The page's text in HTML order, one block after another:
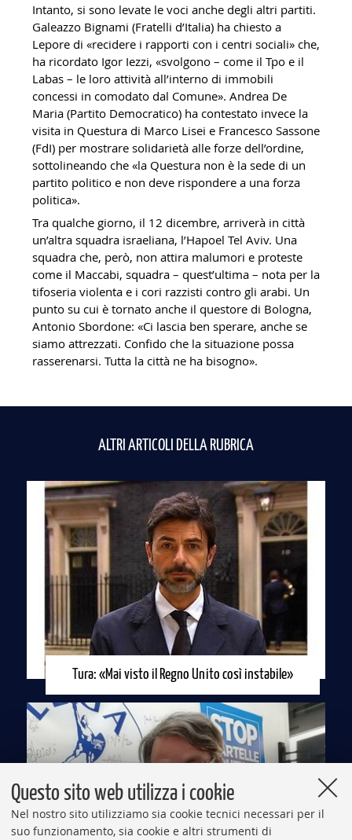
Questo sito web utilizza i cookie
Nel nostro sito utilizziamo sia cookie tecnici necessari per il
suo funzionamento, sia cookie e altri strumenti di
Intanto, si sono levate le voci anche degli altri partiti.
Galeazzo Bignami (Fratelli d’Italia) ha chiesto a
Lepore di «recidere i rapporti con i centri sociali» che,
ha ricordato Igor Iezzi, «svolgono – come il Tpo e il
Labas – le loro attività all’interno di immobili
concessi in comodato dal Comune». Andrea De
Maria (Partito Democratico) ha contestato invece la
visita in Questura di Marco Lisei e Francesco Sassone
(FdI) per mostrare solidarietà alle forze dell’ordine,
sottolineando che «la Questura non è la sede di un
partito politico e non deve rispondere a una forza
politica».
Tra qualche giorno, il 12 dicembre, arriverà in città
un’altra squadra israeliana, l’Hapoel Tel Aviv. Una
squadra che, però, non attira malumori e proteste
come il Maccabi, squadra – quest’ultima – nota per la
tifoseria violenta e i cori razzisti contro gli arabi. Un
punto su cui è tornato anche il questore di Bologna,
Antonio Sbordone: «Ci lascia ben sperare, anche se
siamo attrezzati. Confido che la situazione possa
rasserenarsi. Tutta la città ne ha bisogno».
ALTRI ARTICOLI DELLA RUBRICA
Tura: «Mai visto il Regno Unito così instabile»